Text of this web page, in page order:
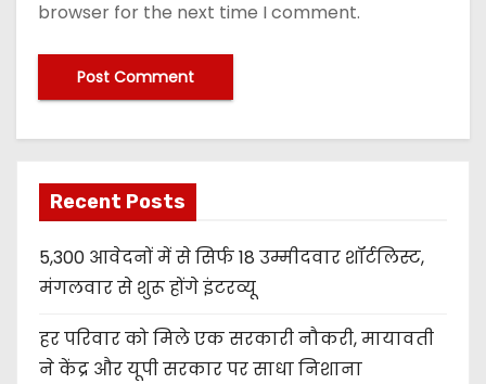
browser for the next time I comment.
Recent Posts
5,300 आवेदनों में से सिर्फ 18 उम्मीदवार शॉर्टलिस्ट,
मंगलवार से शुरू होंगे इंटरव्यू
हर परिवार को मिले एक सरकारी नौकरी, मायावती
ने केंद्र और यूपी सरकार पर साधा निशाना